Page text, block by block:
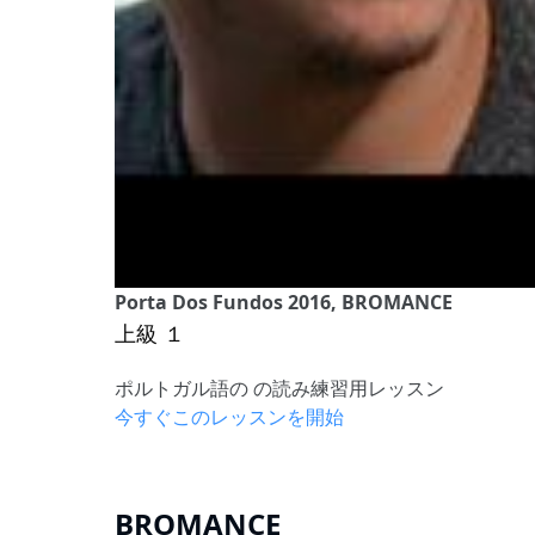
Porta Dos Fundos 2016, BROMANCE
上級 １
ポルトガル語の の読み練習用レッスン
今すぐこのレッスンを開始
BROMANCE